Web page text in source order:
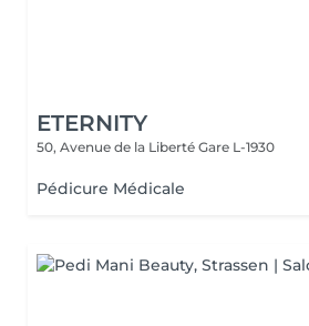
ETERNITY
50, Avenue de la Liberté Gare L-1930
Pédicure Médicale